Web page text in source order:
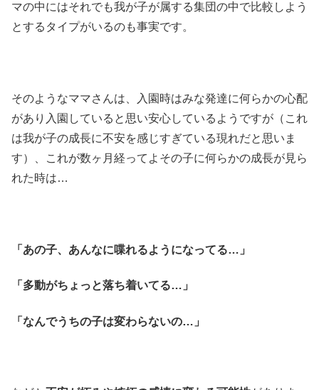
マの中にはそれでも我が子が属する集団の中で比較しよう
とするタイプがいるのも事実です。
そのようなママさんは、入園時はみな発達に何らかの心配
があり入園していると思い安心しているようですが（これ
は我が子の成長に不安を感じすぎている現れだと思いま
す）、これが数ヶ月経ってよその子に何らかの成長が見ら
れた時は…
「あの子、あんなに喋れるようになってる…」
「多動がちょっと落ち着いてる…」
「なんでうちの子は変わらないの…」